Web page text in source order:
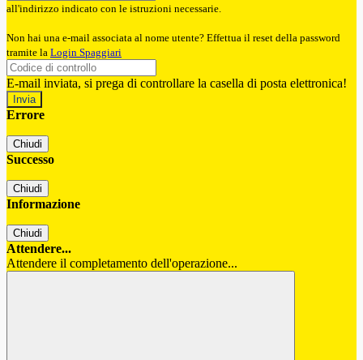
all'indirizzo indicato con le istruzioni necessarie.
Non hai una e-mail associata al nome utente? Effettua il reset della password
tramite la Login Spaggiari
E-mail inviata, si prega di controllare la casella di posta elettronica!
Errore
Chiudi
Successo
Chiudi
Informazione
Chiudi
Attendere...
Attendere il completamento dell'operazione...